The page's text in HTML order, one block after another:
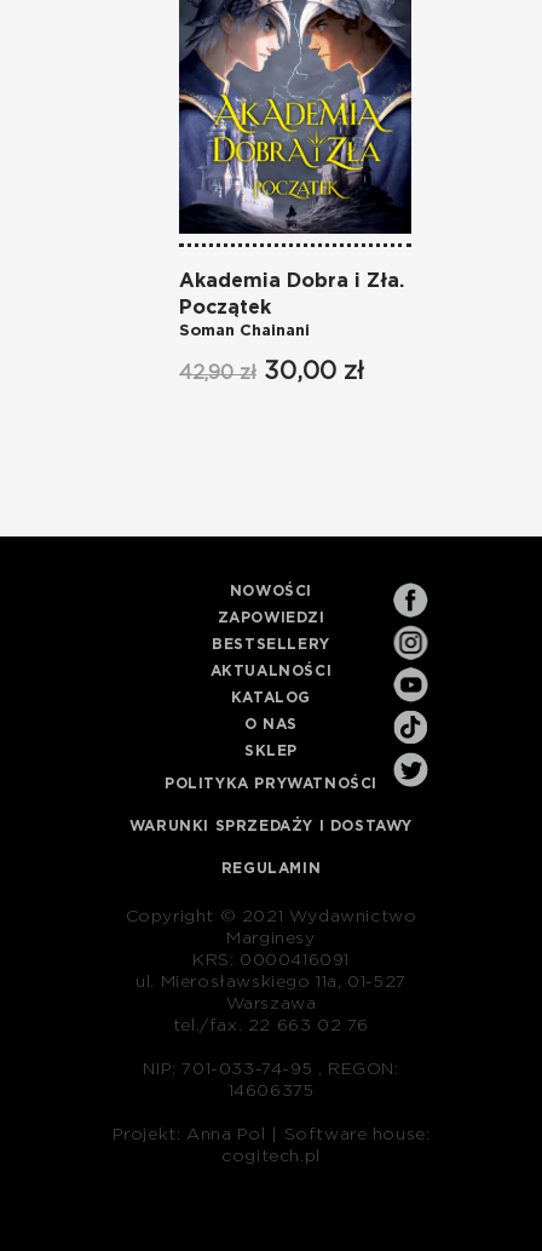
Akademia Dobra i Zła.
Początek
Soman Chainani
42,90 zł 30,00 zł
NOWOŚCI
ZAPOWIEDZI
BESTSELLERY
AKTUALNOŚCI
KATALOG
O NAS
SKLEP
POLITYKA PRYWATNOŚCI
WARUNKI SPRZEDAŻY I DOSTAWY
REGULAMIN
Copyright © 2021 Wydawnictwo
Marginesy
KRS: 0000416091
ul. Mierosławskiego 11a, 01-527
Warszawa
tel./fax. 22 663 02 76
NIP: 701-033-74-95 , REGON:
14606375
Projekt: Anna Pol |
Software house:
cogitech.pl